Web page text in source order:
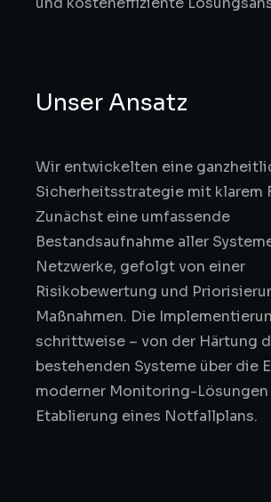
Unser Ansatz
Wir entwickelten eine
Sicherheitsstrategie mit klarem
Zunächst eine umfassende
Bestandsaufnahme aller
Netzwerke, gefolgt von einer
Risikobewertung und
Maßnahmen. Die
schrittweise – von der Härtung
bestehenden Systeme über die
moderner Monitoring-Lösungen
Etablierung eines Notfallplans.